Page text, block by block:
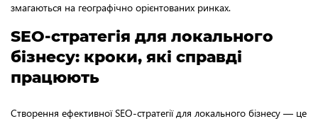
змагаються на географічно орієнтованих ринках.
SEO-стратегія для локального
бізнесу: кроки, які справді
працюють
Створення ефективної SEO-стратегії для локального бізнесу — це